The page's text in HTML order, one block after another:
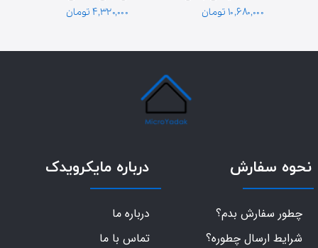
۴,۳۲۰,۰۰۰ تومان ۱۰,۶۸۰,۰۰۰ تومان
نحوه سفارش
چطور سفارش بدم؟
شرایط ارسال چطوره؟
درباره مایکرویدک
درباره ما
تماس با ما